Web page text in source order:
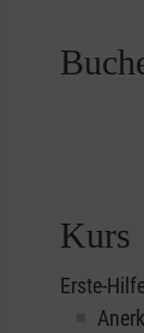
Kurs
Erste-